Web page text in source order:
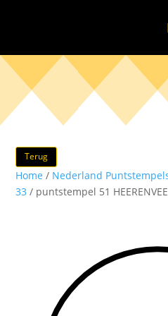
Terug
Home / Nederland
33 / puntstempel 51